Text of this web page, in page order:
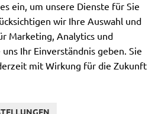
ein, um unsere Dienste für Sie
wir Ihre Auswahl und
Marketing, Analytics und
Ihr Einverständnis geben. Sie
mit Wirkung für die Zukunft